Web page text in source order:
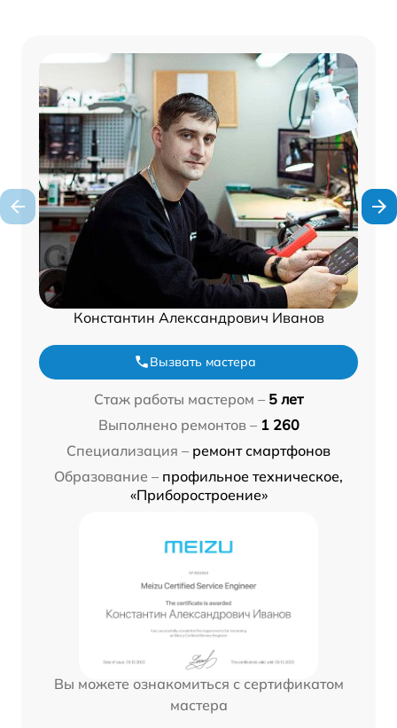
Константин Александрович Иванов
Вызвать мастера
Стаж работы мастером – 5 лет
Выполнено ремонтов – 1 260
Специализация – ремонт смартфонов
Образование – профильное техническое,
«Приборостроение»
Вы можете ознакомиться с сертификатом
мастера